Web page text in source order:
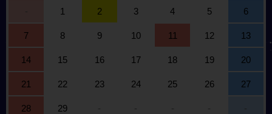
- 1 2 3 4 5 6
7 8 9 10 11 12 13
14 15 16 17 18 19 20
21 22 23 24 25 26 27
28 29 - - - - -